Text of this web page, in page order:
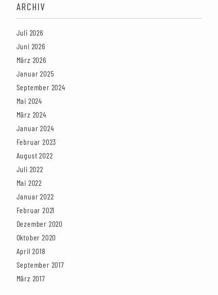
ARCHIV
Juli 2026
Juni 2026
März 2026
Januar 2025
September 2024
Mai 2024
März 2024
Januar 2024
Februar 2023
August 2022
Juli 2022
Mai 2022
Januar 2022
Februar 2021
Dezember 2020
Oktober 2020
April 2018
September 2017
März 2017